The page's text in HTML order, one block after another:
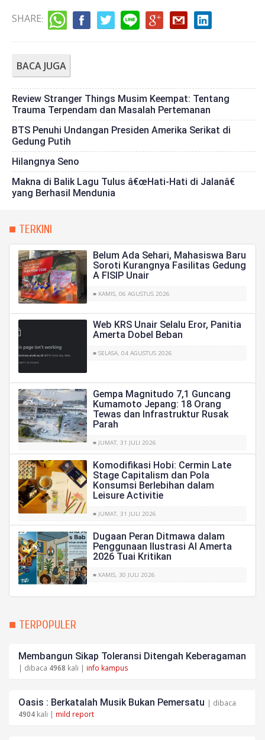
SHARE:
BACA JUGA
Review Stranger Things Musim Keempat: Tentang
Trauma Terpendam dan Masalah Pertemanan
BTS Penuhi Undangan Presiden Amerika Serikat di
Gedung Putih
Hilangnya Seno
Makna di Balik Lagu Tulus â€œHati-Hati di Jalanâ€
yang Berhasil Mendunia
■ TERKINI
Belum Ada Sehari, Mahasiswa Baru
Soroti Kurangnya Fasilitas Gedung
A FISIP Unair
■ KAMIS, 06 AGUSTUS 2026
Web KRS Unair Selalu Eror, Panitia
Amerta Dobel Beban
■ SELASA, 04 AGUSTUS 2026
Gempa Magnitudo 7,1 Guncang
Kumamoto Jepang: 18 Orang
Tewas dan Infrastruktur Rusak
Parah
■ JUMAT, 31 JULI 2026
Komodifikasi Hobi: Cermin Late
Stage Capitalism dan Pola
Konsumsi Berlebihan dalam
Leisure Activitie
■ JUMAT, 31 JULI 2026
Dugaan Peran Ditmawa dalam
Penggunaan Ilustrasi AI Amerta
2026 Tuai Kritikan
■ KAMIS, 30 JULI 2026
■ TERPOPULER
Membangun Sikap Toleransi Ditengah Keberagaman
| dibaca 4968 kali | info kampus
Oasis : Berkatalah Musik Bukan Pemersatu | dibaca
4904 kali | mild report